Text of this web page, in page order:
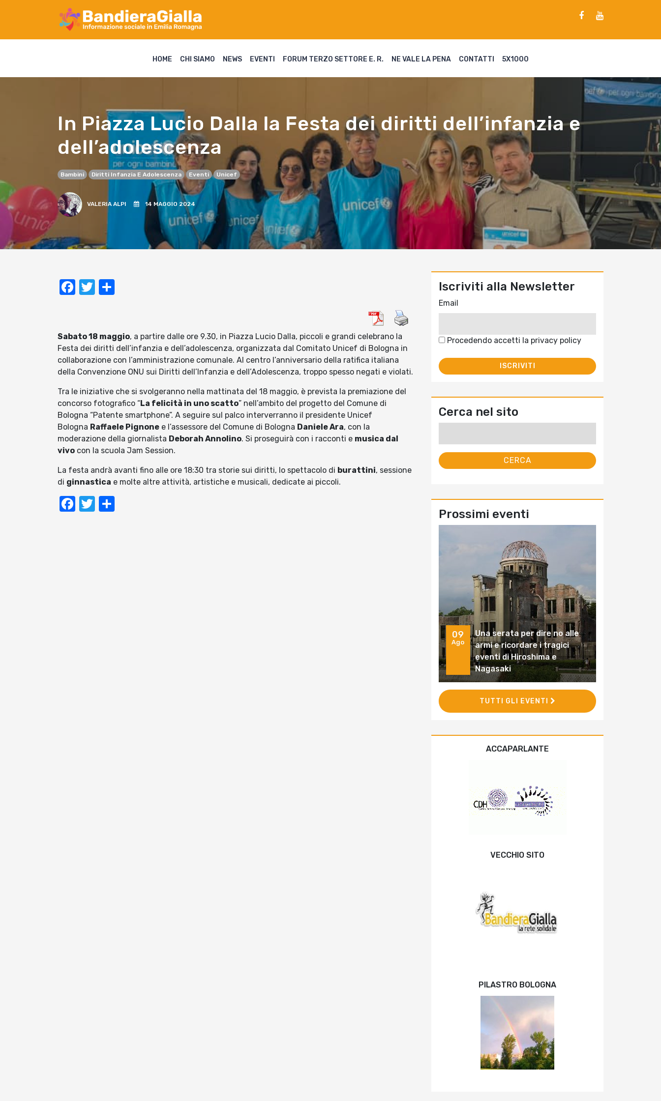
HOME CHI SIAMO NEWS EVENTI FORUM TERZO SETTORE E. R. NE VALE LA PENA CONTATTI 5X1000
In Piazza Lucio Dalla la Festa dei diritti dell’infanzia e
dell’adolescenza
Bambini Diritti Infanzia E Adolescenza Eventi Unicef
VALERIA ALPI 14 MAGGIO 2024
Facebook
Twitter
Sabato 18 maggio, a partire dalle ore 9.30, in Piazza Lucio Dalla, piccoli e grandi celebrano la
Festa dei diritti dell’infanzia e dell’adolescenza, organizzata dal Comitato Unicef di Bologna in
collaborazione con l’amministrazione comunale. Al centro l’anniversario della ratifica italiana
della Convenzione ONU sui Diritti dell’Infanzia e dell’Adolescenza, troppo spesso negati e violati.
Tra le iniziative che si svolgeranno nella mattinata del 18 maggio, è prevista la premiazione del
concorso fotografico “La felicità in uno scatto” nell’ambito del progetto del Comune di
Bologna “Patente smartphone”. A seguire sul palco interverranno il presidente Unicef
Bologna Raffaele Pignone e l’assessore del Comune di Bologna Daniele Ara, con la
moderazione della giornalista Deborah Annolino. Si proseguirà con i racconti e musica dal
vivo con la scuola Jam Session.
La festa andrà avanti fino alle ore 18:30 tra storie sui diritti, lo spettacolo di burattini, sessione
di ginnastica e molte altre attività, artistiche e musicali, dedicate ai piccoli.
Facebook
Twitter
Iscriviti alla Newsletter
Email
Procedendo accetti la privacy policy
Cerca nel sito
Prossimi eventi
09
Ago
Una serata per dire no alle
armi e ricordare i tragici
eventi di Hiroshima e
Nagasaki
TUTTI GLI EVENTI
ACCAPARLANTE
VECCHIO SITO
PILASTRO BOLOGNA